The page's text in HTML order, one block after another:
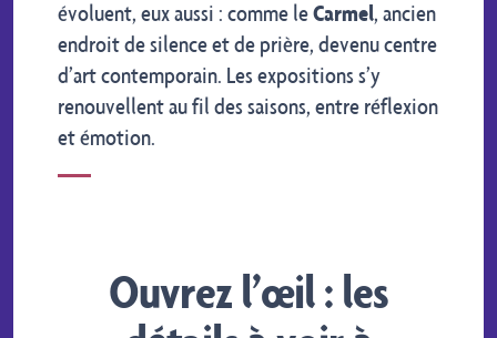
évoluent, eux aussi : comme leCarmel, ancien
endroit de silence et de prière, devenu centre
d’art contemporain. Les expositions s’y
renouvellent au fil des saisons, entre réflexion
et émotion.
Ouvrez l’œil : les